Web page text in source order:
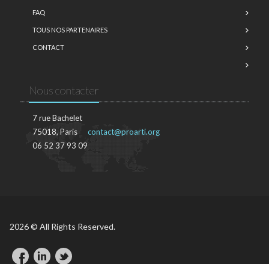
FAQ
TOUS NOS PARTENAIRES
CONTACT
Nous contacter
7 rue Bachelet
75018, Paris
06 52 37 93 09
contact@proarti.org
2026 © All Rights Reserved.